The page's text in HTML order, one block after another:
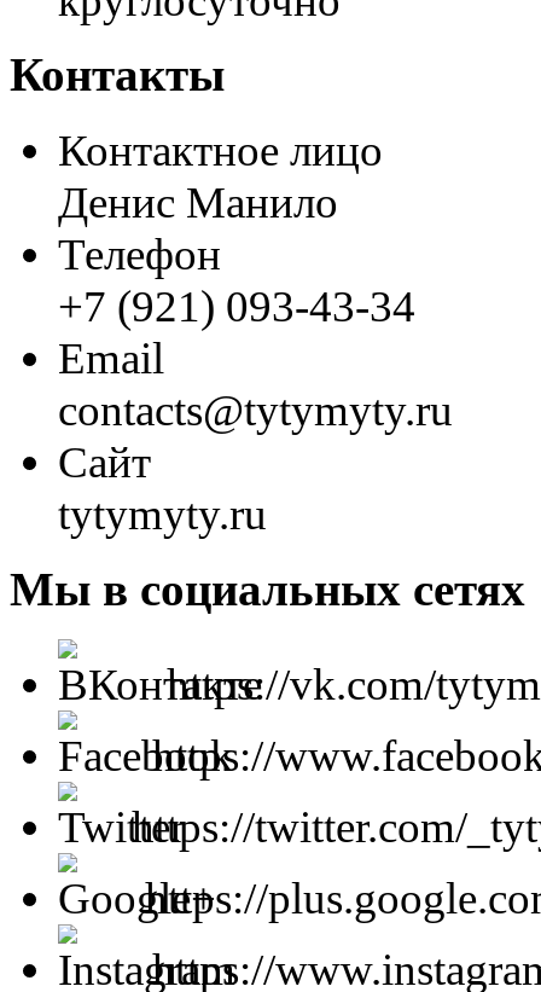
Контакты
Контактное лицо
Денис Манило
Телефон
+7 (921) 093-43-34
Email
contacts@tytymyty.ru
Сайт
tytymyty.ru
Мы в социальных сетях
https://vk.com/
https://
https://twitter.com/
https://
https://